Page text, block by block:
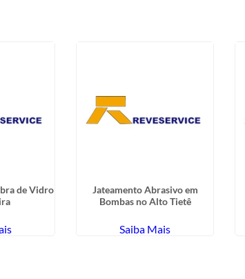
de Vidro
Jateamento Abrasivo em
Bombas no Alto Tietê
Saiba Mais